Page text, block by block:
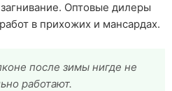
Оптовые дилеры
в прихожих и мансардах.
после зимы нигде не
работают.